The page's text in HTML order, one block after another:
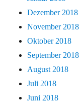
Dezember 2018
November 2018
Oktober 2018
September 2018
August 2018
Juli 2018
Juni 2018